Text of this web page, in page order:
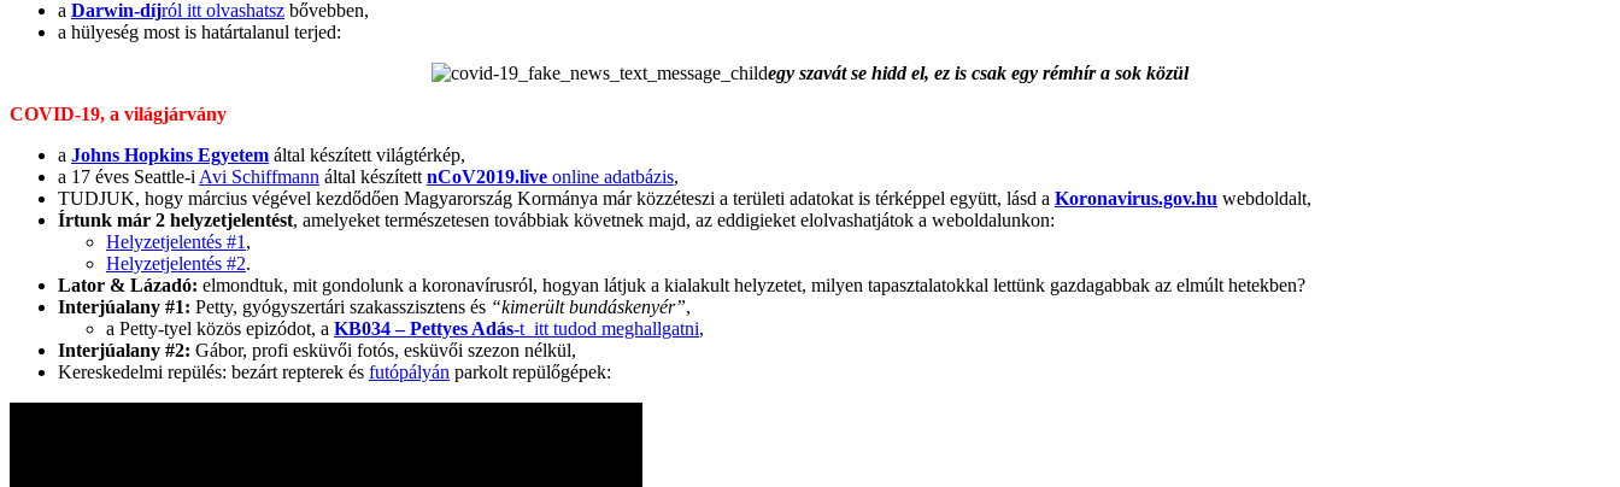
a Darwin-díjról itt olvashatsz bővebben,
a hülyeség most is határtalanul terjed:
egy szavát se hidd el, ez is csak egy rémhír a sok közül
COVID-19, a világjárvány
a Johns Hopkins Egyetem által készített világtérkép,
a 17 éves Seattle-i Avi Schiffmann által készített nCoV2019.live online adatbázis,
TUDJUK, hogy március végével kezdődően Magyarország Kormánya már közzéteszi a területi adatokat is térképpel együtt, lásd a Koronavirus.gov.hu webdoldalt,
Írtunk már 2 helyzetjelentést, amelyeket természetesen továbbiak követnek majd, az eddigieket elolvashatjátok a weboldalunkon:
Helyzetjelentés #1 ,
Helyzetjelentés #2.
Lator & Lázadó: elmondtuk, mit gondolunk a koronavírusról, hogyan látjuk a kialakult helyzetet, milyen tapasztalatokkal lettünk gazdagabbak az elmúlt hetekben?
Interjúalany #1: Petty, gyógyszertári szakasszisztens és “kimerült bundáskenyér”,
a Petty-tyel közös epizódot, a KB034 – Pettyes Adás-t itt tudod meghallgatni,
Interjúalany #2: Gábor, profi esküvői fotós, esküvői szezon nélkül,
Kereskedelmi repülés: bezárt repterek és futópályán parkolt repülőgépek: